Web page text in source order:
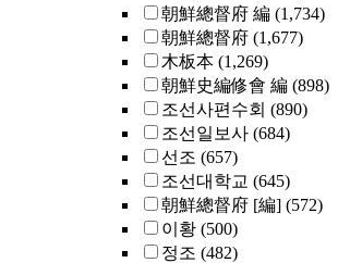
朝鮮總督府 編 (1,734)
朝鮮總督府 (1,677)
木板本 (1,269)
朝鮮史編修會 編 (898)
조선사편수회 (890)
조선일보사 (684)
선조 (657)
조선대학교 (645)
朝鮮總督府 [編] (572)
이황 (500)
정조 (482)